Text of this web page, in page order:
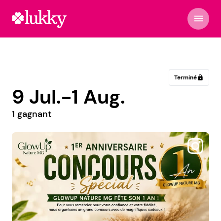
menu
Terminélock
9 Jul.-1 Aug.
1 gagnant
@coquetaaccesorios11